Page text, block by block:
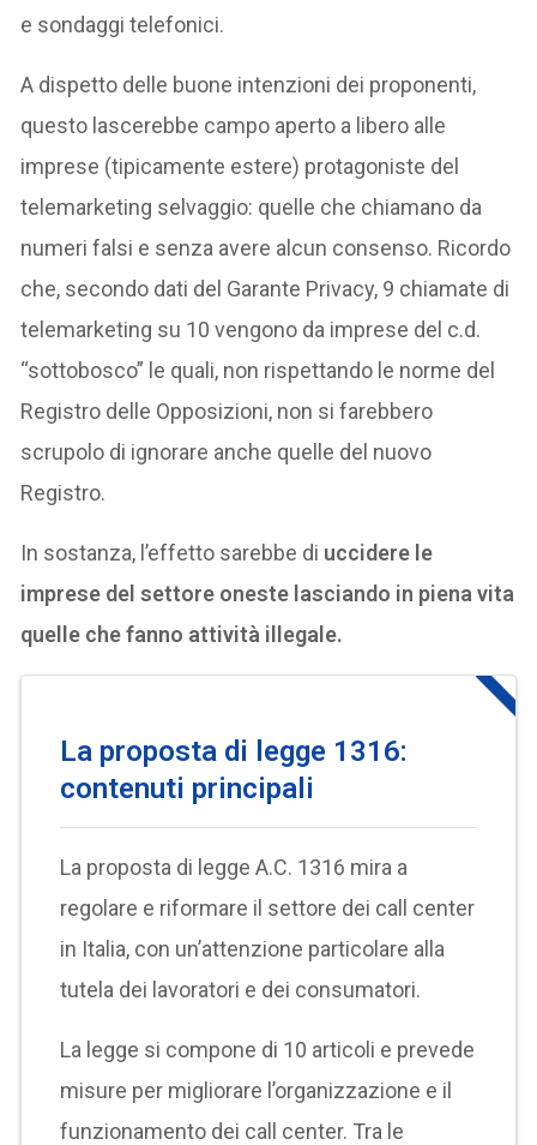
e sondaggi telefonici.
A dispetto delle buone intenzioni dei proponenti,
questo lascerebbe campo aperto a libero alle
imprese (tipicamente estere) protagoniste del
telemarketing selvaggio: quelle che chiamano da
numeri falsi e senza avere alcun consenso. Ricordo
che, secondo dati del Garante Privacy, 9 chiamate di
telemarketing su 10 vengono da imprese del c.d.
“sottobosco” le quali, non rispettando le norme del
Registro delle Opposizioni, non si farebbero
scrupolo di ignorare anche quelle del nuovo
Registro.
In sostanza, l’effetto sarebbe di uccidere le
imprese del settore oneste lasciando in piena vita
quelle che fanno attività illegale.
La proposta di legge 1316:
contenuti principali
La proposta di legge A.C. 1316 mira a
regolare e riformare il settore dei call center
in Italia, con un’attenzione particolare alla
tutela dei lavoratori e dei consumatori.
La legge si compone di 10 articoli e prevede
misure per migliorare l’organizzazione e il
funzionamento dei call center. Tra le